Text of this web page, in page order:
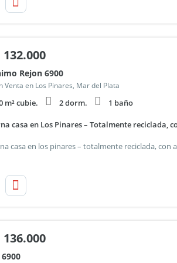
132.000
Rejon 6900
Venta en Los Pinares, Mar del Plata
m² cubie. 2 dorm. 1 baño
casa en Los Pinares – Totalmente reciclada,
136.000